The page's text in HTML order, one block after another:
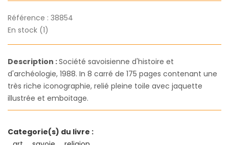
Référence : 38854
En stock (1)
Description :Société savoisienne d'histoire et
d'archéologie, 1988. In 8 carré de 175 pages contenant une
très riche iconographie, relié pleine toile avec jaquette
illustrée et emboitage.
Categorie(s) du livre :